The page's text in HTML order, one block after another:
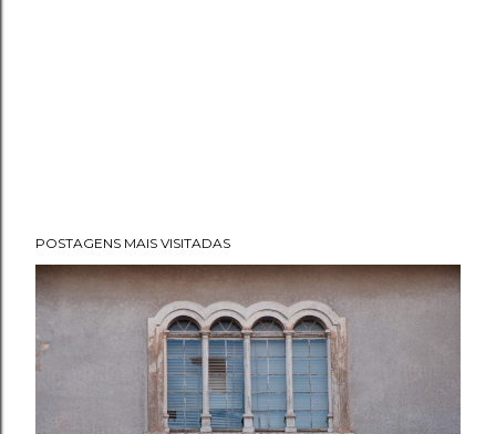
POSTAGENS MAIS VISITADAS